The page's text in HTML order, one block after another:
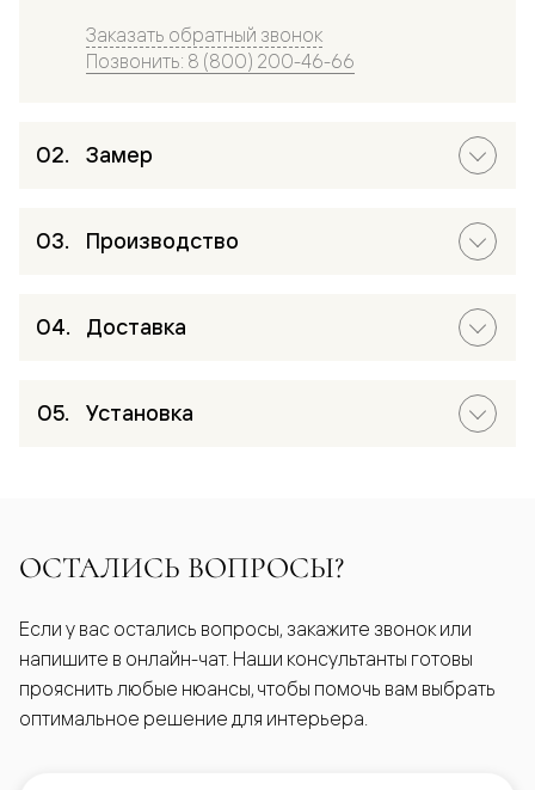
Заказать обратный звонок
Позвонить: 8 (800) 200-46-66
Замер
Производство
Доставка
Установка
ОСТАЛИСЬ ВОПРОСЫ?
Если у вас остались вопросы, закажите звонок или
напишите в онлайн-чат. Наши консультанты готовы
прояснить любые нюансы, чтобы помочь вам выбрать
оптимальное решение для интерьера.